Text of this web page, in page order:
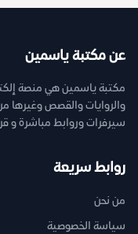
عن مكتبة ياسمين
مكتبة ياسمين هي منصة
سيرفرات وروابط مباشرة و
روابط سريعة
من نحن
سياسة الخصوصية